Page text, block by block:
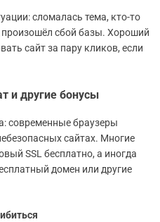
сломалась тема, кто-то
сбой базы. Хороший
сайт за пару кликов, если
и другие бонусы
современные браузеры
сайтах. Многие
SSL бесплатно, а иногда
домен или другие